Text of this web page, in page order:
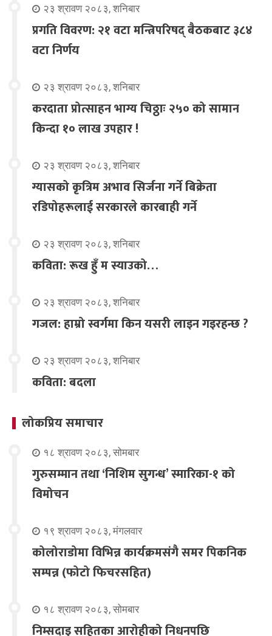
२३ श्रावण २०८३, शनिबार
प्रगति विवरण: २१ वटा मन्त्रिपरिषद् बैठकबाट ३८४
वटा निर्णय
२३ श्रावण २०८३, शनिबार
करदाता प्रोत्साहन भाग्य चिठ्ठाः २५० को सामान
किन्दा १० लाख उपहार !
२३ श्रावण २०८३, शनिबार
ग्यासको कृत्रिम अभाव सिर्जना गर्ने बिक्रेता
रडिपोहरूलाई सरकारले कारबाही गर्ने
२३ श्रावण २०८३, शनिबार
कविता: रूख हुँ म स्याउको…
२३ श्रावण २०८३, शनिबार
गजल: हाम्रो स्वर्गमा किन यसरी लाइन गइरहन्छ ?
२३ श्रावण २०८३, शनिबार
कविता: बदला
लोकप्रिय समाचार
१८ श्रावण २०८३, सोमबार
गुरुसम्मान तथा ‘निशिम सुगन्ध’ स्मारिका-१ को
विमोचन
१९ श्रावण २०८३, मंगलवार
कोलोराडोमा विभिन्न कार्यक्रमसंगै समर पिकनिक
सम्पन्न (फोटो फिचरसहित)
१८ श्रावण २०८३, सोमबार
निम्सदाइ सहितका आरोहीको निधनपछि